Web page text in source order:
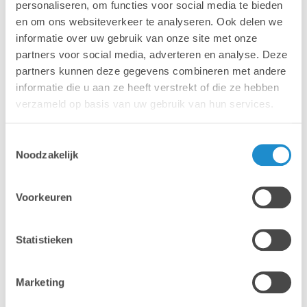
personaliseren, om functies voor social media te bieden
en om ons websiteverkeer te analyseren. Ook delen we
informatie over uw gebruik van onze site met onze
partners voor social media, adverteren en analyse. Deze
partners kunnen deze gegevens combineren met andere
informatie die u aan ze heeft verstrekt of die ze hebben
verzameld op basis van uw gebruik van hun services.
Noodzakelijk
Voorkeuren
Statistieken
Marketing
Geen zware investeringskosten of financiële risico’s
Hardware die altijd up-to-date is
Flexibele afbetaling op 2, 3 of 4 jaar
Heldere maandelijkse factuur
HOE VERLOOPT EEN AANVRAAG